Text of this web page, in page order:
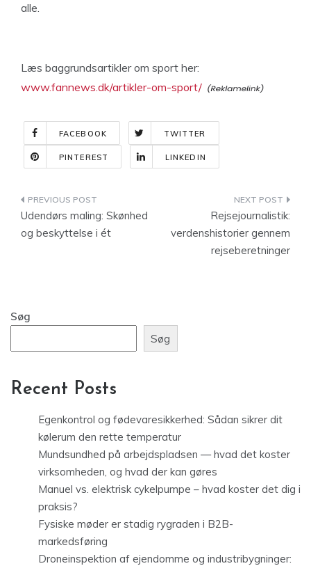
alle.
Læs baggrundsartikler om sport her:
www.fannews.dk/artikler-om-sport/
FACEBOOK TWITTER
PINTEREST LINKEDIN
Indlægsnavigation
Udendørs maling: Skønhed
og beskyttelse i ét
Rejsejournalistik:
verdenshistorier gennem
rejseberetninger
Søg
Søg
Recent Posts
Egenkontrol og fødevaresikkerhed: Sådan sikrer dit
kølerum den rette temperatur
Mundsundhed på arbejdspladsen — hvad det koster
virksomheden, og hvad der kan gøres
Manuel vs. elektrisk cykelpumpe – hvad koster det dig i
praksis?
Fysiske møder er stadig rygraden i B2B-
markedsføring
Droneinspektion af ejendomme og industribygninger: